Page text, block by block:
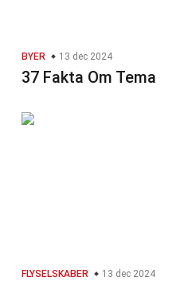
BYER 13 dec 2024
37 Fakta Om Tema
FLYSELSKABER 13 dec 2024